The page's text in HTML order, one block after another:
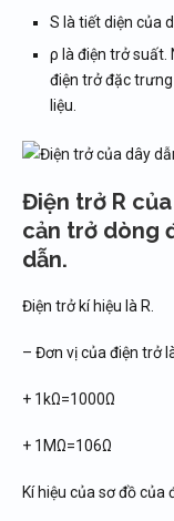
S là tiết diện của
ρ là điện trở suất.
điện trở đặc
liệu.
Điện trở R
cản trở dòng
dẫn.
Điện trở kí hiệu là R.
– Đơn vị của điện trở
+ 1kΩ=1000Ω
+ 1MΩ=106Ω
Kí hiệu của sơ đồ